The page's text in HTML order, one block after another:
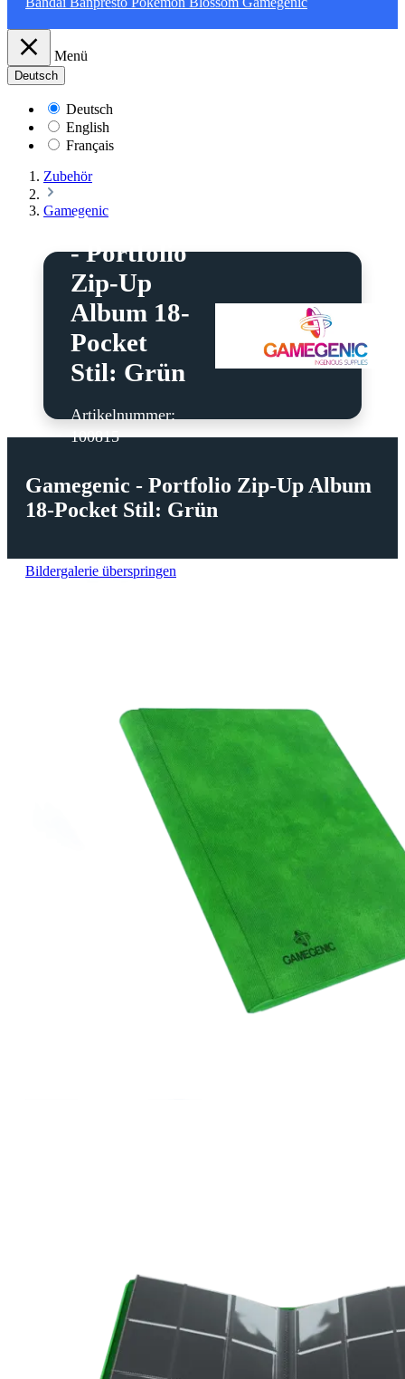
Menü
Deutsch
Deutsch
English
Français
Zubehör
Gamegenic
Gamegenic
- Portfolio
Zip-Up
Album 18-
Pocket
Stil: Grün
Artikelnummer:
100815
Gamegenic - Portfolio Zip-Up Album
18-Pocket Stil: Grün
Bildergalerie überspringen